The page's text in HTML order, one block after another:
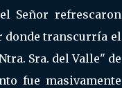
Señor refrescaron
donde transcurría el
Sra. del Valle" de
fue masivamente